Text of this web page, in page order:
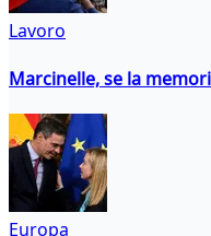
Lavoro
Marcinelle, se la
Europa